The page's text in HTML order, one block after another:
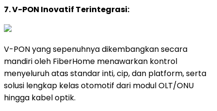
7. V-PON Inovatif Terintegrasi:
V-PON yang sepenuhnya dikembangkan secara
mandiri oleh FiberHome menawarkan kontrol
menyeluruh atas standar inti, cip, dan platform, serta
solusi lengkap kelas otomotif dari modul OLT/ONU
hingga kabel optik.